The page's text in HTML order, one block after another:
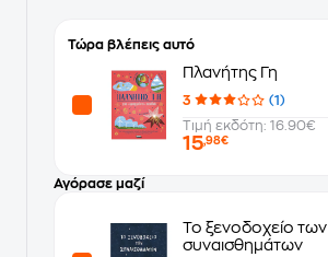
Τώρα βλέπεις αυτό
Πλανήτης Γη
3
(1)
Τιμή εκδότη: 16.90€
15,98€
Αγόρασε μαζί
Το ξενοδοχείο των
συναισθημάτων